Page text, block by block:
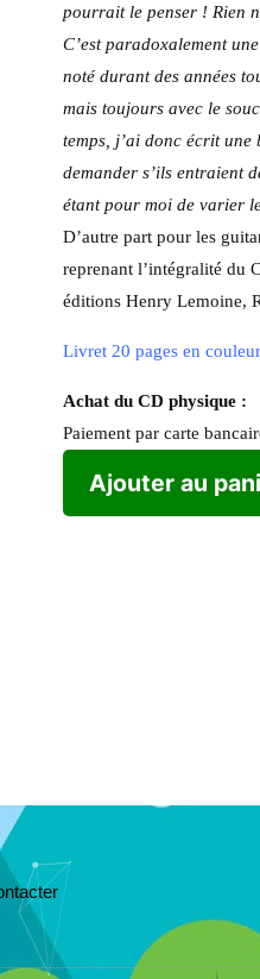
pourrait le penser ! Rien
C’est paradoxalement
noté durant des années
mais toujours avec le
temps, j’ai donc écrit une
demander s’ils entraient
étant pour moi de varier
D’autre part pour les
reprenant l’intégralité du
éditions Henry Lemoine,
Livret 20 pages en
Achat du CD physique :
Paiement par carte
Ajouter au